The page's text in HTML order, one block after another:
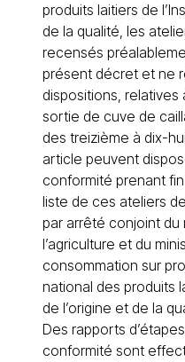
produits laitiers de
de la qualité, les
recensés
présent décret et ne
dispositions, relatives
sortie de cuve de
des treizième à dix-
article peuvent
conformité prenant
liste de ces ateliers
par arrêté conjoint du
l’agriculture et du
consommation sur
national des produits
de l’origine et de la
Des rapports
conformité sont